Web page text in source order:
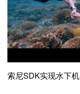
索尼SDK实现水下